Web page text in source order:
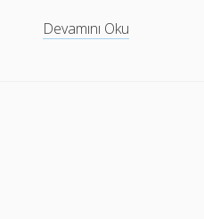
Devamını Oku